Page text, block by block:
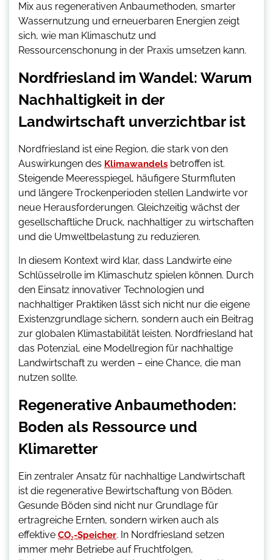
Mix aus regenerativen Anbaumethoden, smarter
Wassernutzung und erneuerbaren Energien zeigt
sich, wie man Klimaschutz und
Ressourcenschonung in der Praxis umsetzen kann.
Nordfriesland im Wandel: Warum
Nachhaltigkeit in der
Landwirtschaft unverzichtbar ist
Nordfriesland ist eine Region, die stark von den
Auswirkungen des Klimawandels betroffen ist.
Steigende Meeresspiegel, häufigere Sturmfluten
und längere Trockenperioden stellen Landwirte vor
neue Herausforderungen. Gleichzeitig wächst der
gesellschaftliche Druck, nachhaltiger zu wirtschaften
und die Umweltbelastung zu reduzieren.
In diesem Kontext wird klar, dass Landwirte eine
Schlüsselrolle im Klimaschutz spielen können. Durch
den Einsatz innovativer Technologien und
nachhaltiger Praktiken lässt sich nicht nur die eigene
Existenzgrundlage sichern, sondern auch ein Beitrag
zur globalen Klimastabilität leisten. Nordfriesland hat
das Potenzial, eine Modellregion für nachhaltige
Landwirtschaft zu werden – eine Chance, die man
nutzen sollte.
Regenerative Anbaumethoden:
Boden als Ressource und
Klimaretter
Ein zentraler Ansatz für nachhaltige Landwirtschaft
ist die regenerative Bewirtschaftung von Böden.
Gesunde Böden sind nicht nur Grundlage für
ertragreiche Ernten, sondern wirken auch als
effektive CO₂-Speicher. In Nordfriesland setzen
immer mehr Betriebe auf Fruchtfolgen,